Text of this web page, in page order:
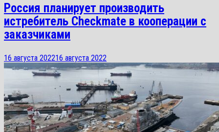
Россия планирует производить
истребитель Checkmate в кооперации с
заказчиками
16 августа 202216 августа 2022